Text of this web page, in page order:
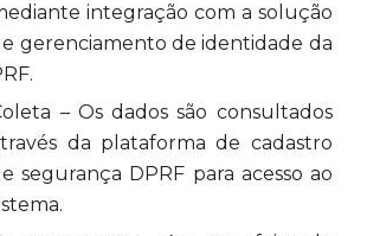
integração com a solução
gerenciamento de identidade da
– Os dados são consultados
da plataforma de cadastro
segurança DPRF para acesso ao